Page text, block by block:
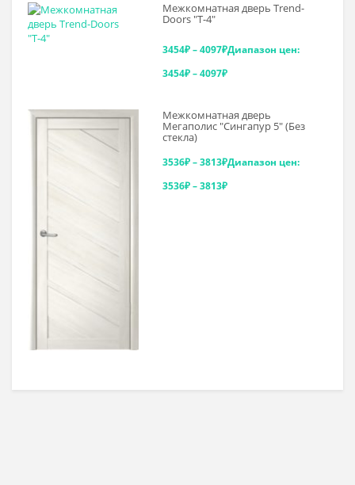
Межкомнатная дверь Trend-
Doоrs "Т-4"
3454₽–4097₽Диапазон цен:
3454₽ – 4097₽
Межкомнатная дверь
Мегаполис "Сингапур 5" (Без
стекла)
3536₽–3813₽Диапазон цен:
3536₽ – 3813₽